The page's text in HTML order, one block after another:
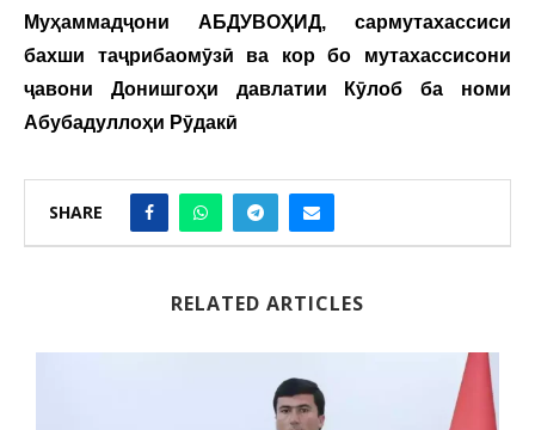
Муҳаммадҷони АБДУВОҲИД, сармутахассиси
бахши таҷрибаомӯзӣ ва кор бо мутахассисони
ҷавони Донишгоҳи давлатии Кӯлоб ба номи
Абубадуллоҳи Рӯдакӣ
SHARE
RELATED ARTICLES